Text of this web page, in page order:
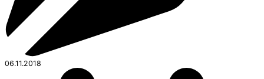
06.11.2018